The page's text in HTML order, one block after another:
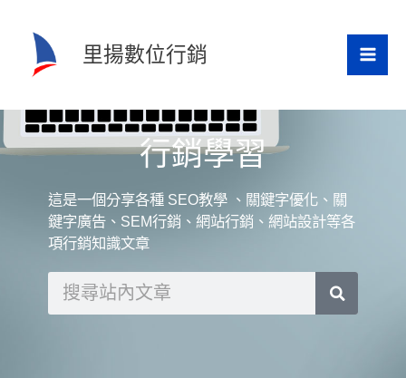
容
里揚數位行銷
行銷學習
這是一個分享各種 SEO教學 、關鍵字優化、關
鍵字廣告、SEM行銷、網站行銷、網站設計等各
項行銷知識文章
尋